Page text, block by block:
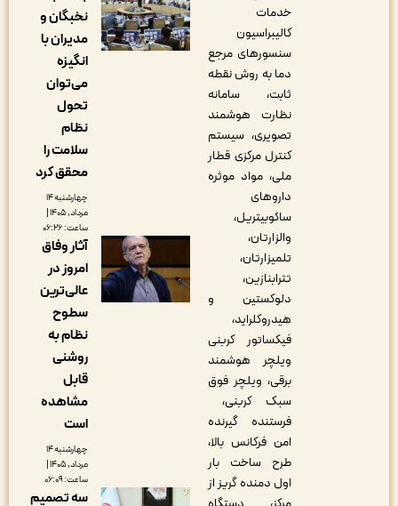
کالیبراسیون
سنسورهای مرجع
دما به روش نقطه
ثابت، سامانه
نظارت هوشمند
تصویری، سیستم
کنترل مرکزی قطار
ملی، مواد موثره
داروهای
ساکوبیتریل،
والزارتان،
تلمیزارتان،
تترابنازین،
دلوکستین و
هیدروکلراید،
فیکساتور کربنی
ویلچر هوشمند
برقی، ویلچر فوق
سبک کربنی،
فرستنده گیرنده
امن فرکانس بالا،
طرح ساخت بار
اول دمنده گریز از
نخبگان و
مدیران با
می‌توان
سلامت را
محقق کرد
چهارشنبه ۱۴
مرداد, ۱۴۰۵ |
آثار وفاق
امروز در
عالی‌ترین
نظام به
مشاهده
چهارشنبه ۱۴
مرداد, ۱۴۰۵ |
سه تصمیم